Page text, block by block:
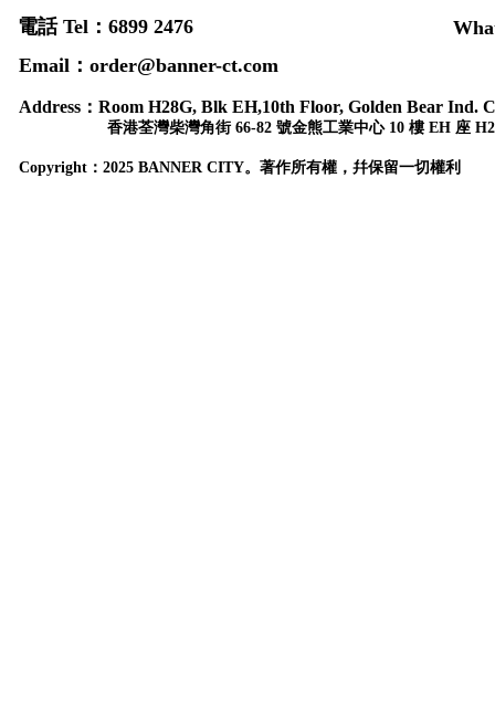
電話 Tel：6899 2476
Email：order@banner-ct.com
Address： Room H28G, Blk EH,10th Floor, Golden Bear Ind.
香港荃灣柴灣角街 66-82 號金熊工業中心 10 樓 EH 座
Copyright： 2025 BANNER CITY。著作所有權，幷保留一切權利